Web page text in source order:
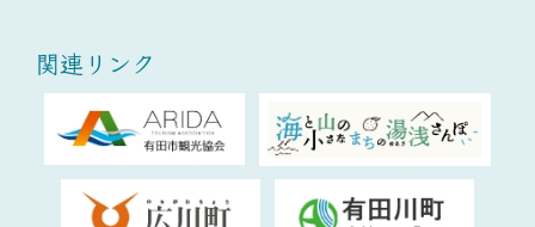
関連リンク